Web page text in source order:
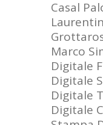
Casal
Marco
Digitale
Digitale
Digitale
Digitale